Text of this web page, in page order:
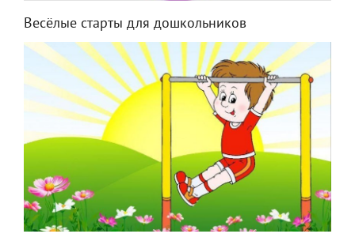
Весёлые старты для дошкольников